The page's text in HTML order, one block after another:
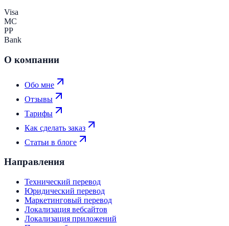
Visa
MC
PP
Bank
О компании
Обо мне
Отзывы
Тарифы
Как сделать заказ
Статьи в блоге
Направления
Технический перевод
Юридический перевод
Маркетинговый перевод
Локализация вебсайтов
Локализация приложений